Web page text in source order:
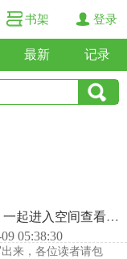
书架 登录
最新 记录
起进入空间查看变化
05:38:30
来，各位读者请包